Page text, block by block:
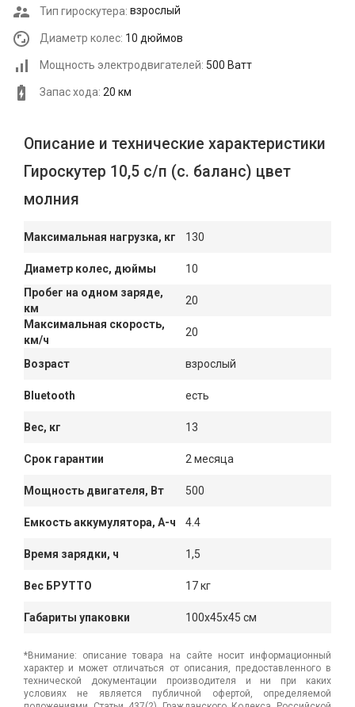
Тип гироскутера: взрослый
Диаметр колес: 10 дюймов
Мощность электродвигателей: 500 Ватт
Запас хода: 20 км
Описание и технические характеристики
Гироскутер 10,5 с/п (с. баланс) цвет
молния
Максимальная нагрузка, кг 130
Диаметр колес, дюймы
10
Пробег на одном заряде,
км
20
Максимальная скорость,
км/ч
20
Возраст взрослый
Bluetooth есть
Вес, кг 13
Срок гарантии 2 месяца
Мощность двигателя, Вт 500
Емкость аккумулятора, А-ч 4.4
Время зарядки, ч 1,5
Вес БРУТТО 17 кг
Габариты упаковки 100x45x45 см
*Внимание: описание товара на сайте носит информационный
характер и может отличаться от описания, предоставленного в
технической документации производителя и ни при каких
условиях не является публичной офертой, определяемой